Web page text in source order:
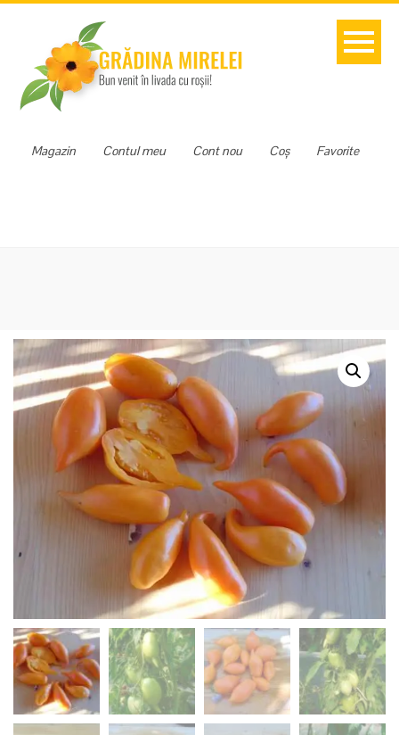
Favorite
Coș
Cont nou
Contul meu
Magazin